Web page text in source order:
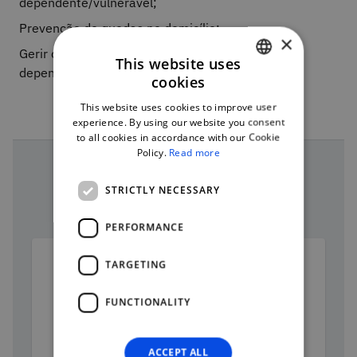
Prevenção de quedas no domicílio;
Gerir o regime medicamentoso da pessoa
dependente/vulnerável.
Course team
Maria José Lumini
ENGLISH
×
This website uses
cookies
This website uses cookies to improve user
experience. By using our website you consent
to all cookies in accordance with our Cookie
Policy. Read more
STRICTLY NECESSARY
PERFORMANCE
TARGETING
FUNCTIONALITY
ACCEPT ALL